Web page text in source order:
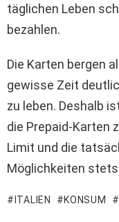
täglichen Leben
bezahlen.
Die Karten bergen
gewisse Zeit
zu leben. Deshalb
die Prepaid-Karten
Limit und die
Möglichkeiten
ITALIEN KONSUM